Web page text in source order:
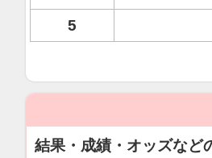
5
結果・成績・オッズなど